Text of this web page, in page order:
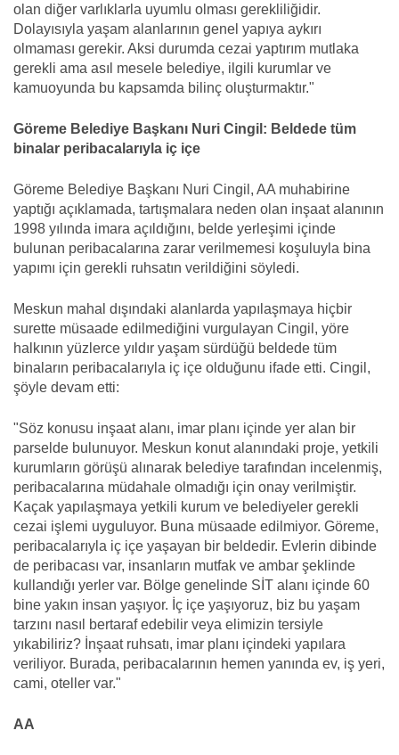
olan diğer varlıklarla uyumlu olması gerekliliğidir.
Dolayısıyla yaşam alanlarının genel yapıya aykırı
olmaması gerekir. Aksi durumda cezai yaptırım mutlaka
gerekli ama asıl mesele belediye, ilgili kurumlar ve
kamuoyunda bu kapsamda bilinç oluşturmaktır."
Göreme Belediye Başkanı Nuri Cingil: Beldede tüm
binalar peribacalarıyla iç içe
Göreme Belediye Başkanı Nuri Cingil, AA muhabirine
yaptığı açıklamada, tartışmalara neden olan inşaat alanının
1998 yılında imara açıldığını, belde yerleşimi içinde
bulunan peribacalarına zarar verilmemesi koşuluyla bina
yapımı için gerekli ruhsatın verildiğini söyledi.
Meskun mahal dışındaki alanlarda yapılaşmaya hiçbir
surette müsaade edilmediğini vurgulayan Cingil, yöre
halkının yüzlerce yıldır yaşam sürdüğü beldede tüm
binaların peribacalarıyla iç içe olduğunu ifade etti. Cingil,
şöyle devam etti:
"Söz konusu inşaat alanı, imar planı içinde yer alan bir
parselde bulunuyor. Meskun konut alanındaki proje, yetkili
kurumların görüşü alınarak belediye tarafından incelenmiş,
peribacalarına müdahale olmadığı için onay verilmiştir.
Kaçak yapılaşmaya yetkili kurum ve belediyeler gerekli
cezai işlemi uyguluyor. Buna müsaade edilmiyor. Göreme,
peribacalarıyla iç içe yaşayan bir beldedir. Evlerin dibinde
de peribacası var, insanların mutfak ve ambar şeklinde
kullandığı yerler var. Bölge genelinde SİT alanı içinde 60
bine yakın insan yaşıyor. İç içe yaşıyoruz, biz bu yaşam
tarzını nasıl bertaraf edebilir veya elimizin tersiyle
yıkabiliriz? İnşaat ruhsatı, imar planı içindeki yapılara
veriliyor. Burada, peribacalarının hemen yanında ev, iş yeri,
cami, oteller var."
AA